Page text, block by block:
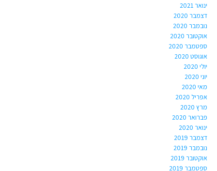
ינואר 2021
דצמבר 2020
נובמבר 2020
אוקטובר 2020
ספטמבר 2020
אוגוסט 2020
יולי 2020
יוני 2020
מאי 2020
אפריל 2020
מרץ 2020
פברואר 2020
ינואר 2020
דצמבר 2019
נובמבר 2019
אוקטובר 2019
ספטמבר 2019